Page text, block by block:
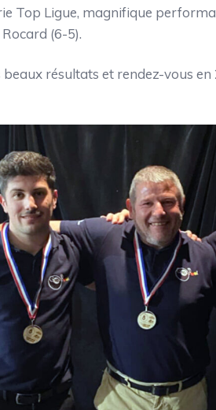
Top Ligue, magnifique
(6-5).
résultats et rendez-vous